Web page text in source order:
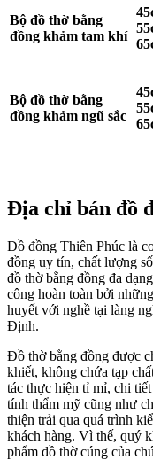
Bộ đồ thờ bằng
đồng khảm tam khí
Bộ đồ thờ bằng
đồng khảm ngũ sắc
Địa chỉ bán đồ
Đồ đồng Thiên Phúc là
đồng uy tín, chất lượng
đồ thờ bằng đồng đa
công hoàn toàn bởi
huyết với nghề tại làng
Định.
Đồ thờ bằng đồng được
khiết, không chứa tạp
tác thực hiện tỉ mỉ, chi
tính thẩm mỹ cũng như
thiện trải qua quá trình
khách hàng. Vì thế, quý
phẩm đồ thờ cúng của